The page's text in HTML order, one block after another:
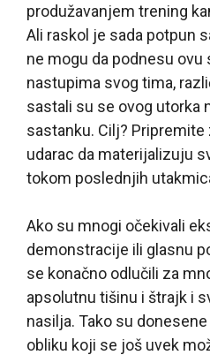
produžavanjem trening
Ali raskol je sada potpun
ne mogu da podnesu ovu
nastupima svog tima,
sastali su se ovog utorka
sastanku. Cilj?
udarac da materijalizuju
tokom poslednjih
Ako su mnogi očekivali
demonstracije ili glasnu
se konačno odlučili za
apsolutnu tišinu i štrajk i
nasilja. Tako su
obliku koji se još uvek